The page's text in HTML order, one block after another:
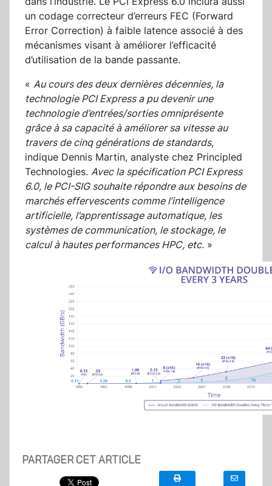
un codage correcteur d’erreurs FEC (Forward
Error Correction) à faible latence associé à des
mécanismes visant à améliorer l’efficacité
d’utilisation de la bande passante.
« Au cours des deux dernières décennies, la
technologie PCI Express a pu devenir une
technologie d’entrées/sorties omniprésente
grâce à sa capacité à améliorer sa vitesse au
travers de cinq générations de standards,
indique Dennis Martin, analyste chez Principled
Technologies. Avec la spécification PCI Express
6.0, le PCI-SIG souhaite répondre aux besoins de
marchés effervescents comme l’intelligence
artificielle, l’apprentissage automatique, les
systèmes de communication, le stockage, le
calcul à hautes performances HPC, etc. »
PARTAGER CET ARTICLE